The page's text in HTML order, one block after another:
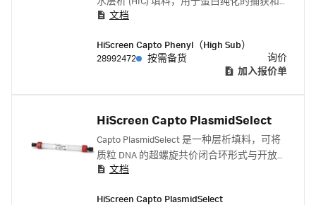
中间阶段
文档
HiScreen Capto Phenyl（High Sub）
28992472
按需备货
询价
加入报价单
HiScreen Capto PlasmidSelect
Capto PlasmidSelect 是一种层析填料，可将
质粒 DNA 的超螺旋共价闭合环形式与开放环
形式分离。
文档
HiScreen Capto PlasmidSelect